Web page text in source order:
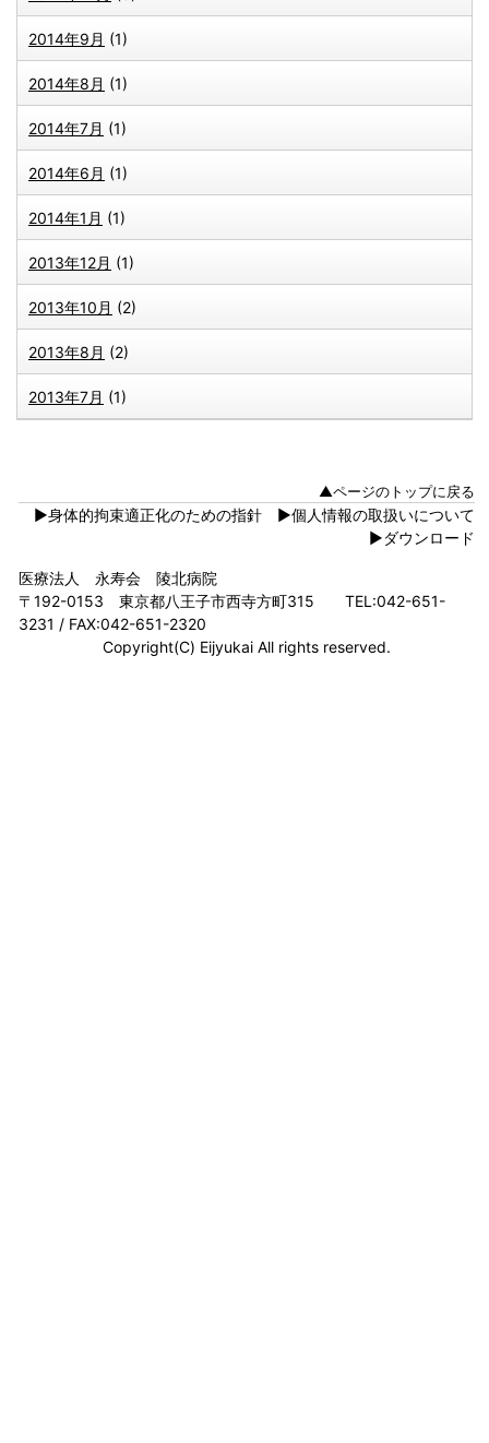
2014年9月 (1)
2014年8月 (1)
2014年7月 (1)
2014年6月 (1)
2014年1月 (1)
2013年12月 (1)
2013年10月 (2)
2013年8月 (2)
2013年7月 (1)
▲ページのトップに戻る
▶身体的拘束適正化のための指針
▶個人情報の取扱いについて
▶ダウンロード
医療法人 永寿会 陵北病院
〒192-0153 東京都八王子市西寺方町315 TEL:042-651-
3231 / FAX:042-651-2320
Copyright(C) Eijyukai All rights reserved.